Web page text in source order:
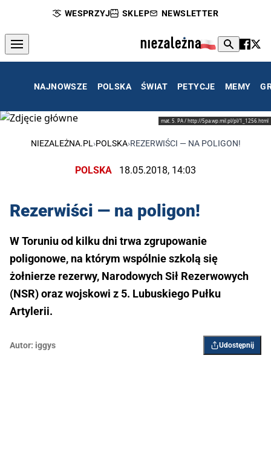
WESPRZYJ SKLEP NEWSLETTER
NAJNOWSZE POLSKA ŚWIAT PETYCJE MEMY
mat. 5. PA / http://5pa.wp.mil.pl/pl/1_1256.html
NIEZALEŻNA.PL ›POLSKA›REZERWIŚCI — NA POLIGON!
POLSKA 18.05.2018, 14:03
Rezerwiści — na poligon!
W Toruniu od kilku dni trwa zgrupowanie
poligonowe, na którym wspólnie szkolą się
żołnierze rezerwy, Narodowych Sił Rezerwowych
(NSR) oraz wojskowi z 5. Lubuskiego Pułku
Artylerii.
Autor: iggys Udostępnij